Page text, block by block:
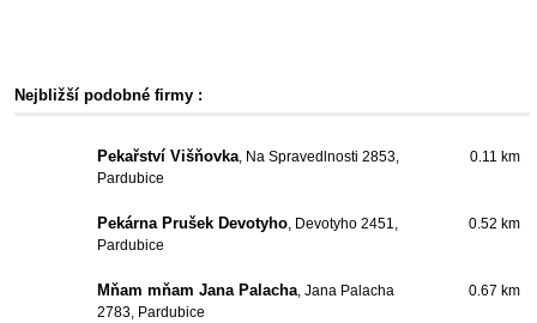
Nejbližší podobné firmy :
Pekařství Višňovka, Na Spravedlnosti 2853,
Pardubice
0.11 km
Pekárna Prušek Devotyho, Devotyho 2451,
Pardubice
0.52 km
Mňam mňam Jana Palacha, Jana Palacha
2783, Pardubice
0.67 km